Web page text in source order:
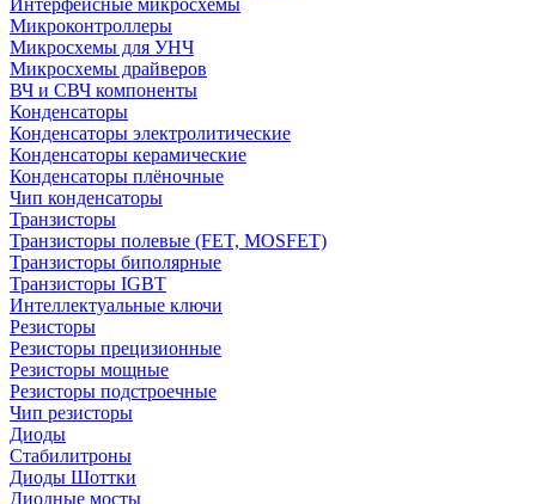
Интерфейсные микросхемы
Микроконтроллеры
Микросхемы для УНЧ
Микросхемы драйверов
ВЧ и СВЧ компоненты
Конденсаторы
Конденсаторы электролитические
Конденсаторы керамические
Конденсаторы плёночные
Чип конденсаторы
Транзисторы
Транзисторы полевые (FET, MOSFET)
Транзисторы биполярные
Транзисторы IGBT
Интеллектуальные ключи
Резисторы
Резисторы прецизионные
Резисторы мощные
Резисторы подстроечные
Чип резисторы
Диоды
Стабилитроны
Диоды Шоттки
Диодные мосты